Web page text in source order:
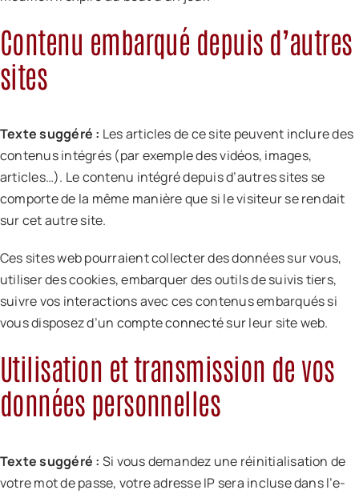
Contenu embarqué depuis d’autres
sites
Texte suggéré : Les articles de ce site peuvent inclure des
contenus intégrés (par exemple des vidéos, images,
articles…). Le contenu intégré depuis d’autres sites se
comporte de la même manière que si le visiteur se rendait
sur cet autre site.
Ces sites web pourraient collecter des données sur vous,
utiliser des cookies, embarquer des outils de suivis tiers,
suivre vos interactions avec ces contenus embarqués si
vous disposez d’un compte connecté sur leur site web.
Utilisation et transmission de vos
données personnelles
Texte suggéré : Si vous demandez une réinitialisation de
votre mot de passe, votre adresse IP sera incluse dans l’e-